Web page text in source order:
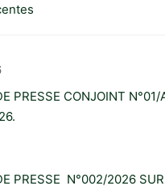
PRESSE CONJOINT N°01/
PRESSE N°002/2026 SUR